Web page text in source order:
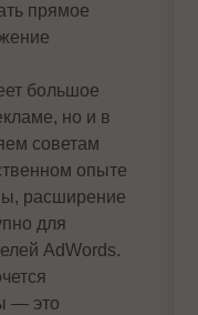
прямое
большое
но и в
советам
опыте
расширение
для
AdWords.
— это